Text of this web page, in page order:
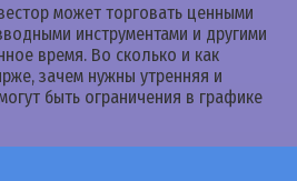
может торговать ценными
инструментами и другими
время. Во сколько и как
зачем нужны утренняя и
быть ограничения в графике